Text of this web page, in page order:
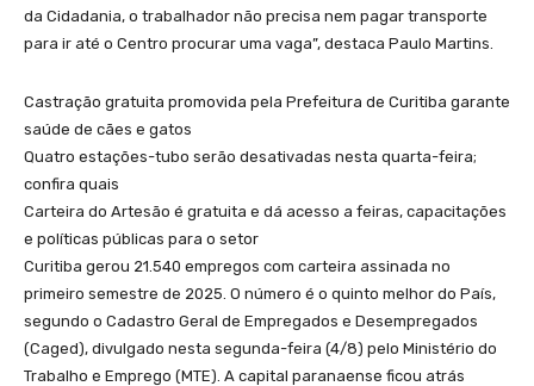
da Cidadania, o trabalhador não precisa nem pagar transporte
para ir até o Centro procurar uma vaga”, destaca Paulo Martins.
Castração gratuita promovida pela Prefeitura de Curitiba garante
saúde de cães e gatos
Quatro estações-tubo serão desativadas nesta quarta-feira;
confira quais
Carteira do Artesão é gratuita e dá acesso a feiras, capacitações
e políticas públicas para o setor
Curitiba gerou 21.540 empregos com carteira assinada no
primeiro semestre de 2025. O número é o quinto melhor do País,
segundo o Cadastro Geral de Empregados e Desempregados
(Caged), divulgado nesta segunda-feira (4/8) pelo Ministério do
Trabalho e Emprego (MTE). A capital paranaense ficou atrás